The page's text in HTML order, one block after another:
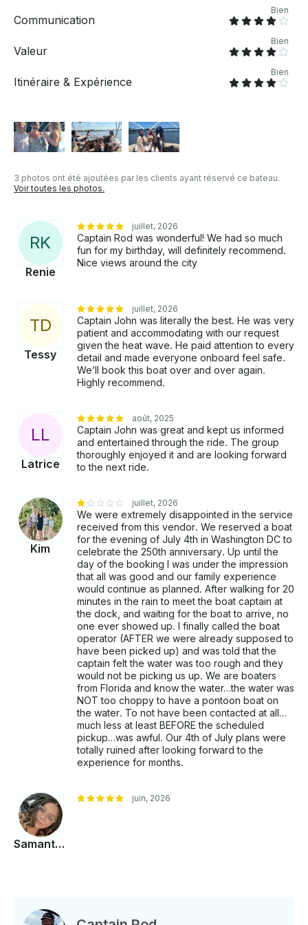
Communication
Bien
Valeur
Bien
Itinéraire & Expérience
Bien
3 photos ont été ajoutées par les clients ayant réservé ce bateau.
Voir toutes les photos.
RK
Renie
juillet, 2026
Captain Rod was wonderful! We had so much
fun for my birthday, will definitely recommend.
Nice views around the city
TD
Tessy
juillet, 2026
Captain John was literally the best. He was very
patient and accommodating with our request
given the heat wave. He paid attention to every
detail and made everyone onboard feel safe.
We’ll book this boat over and over again.
Highly recommend.
LL
Latrice
août, 2025
Captain John was great and kept us informed
and entertained through the ride. The group
thoroughly enjoyed it and are looking forward
to the next ride.
Kim
juillet, 2026
We were extremely disappointed in the service
received from this vendor. We reserved a boat
for the evening of July 4th in Washington DC to
celebrate the 250th anniversary. Up until the
day of the booking I was under the impression
that all was good and our family experience
would continue as planned. After walking for 20
minutes in the rain to meet the boat captain at
the dock, and waiting for the boat to arrive, no
one ever showed up. I finally called the boat
operator (AFTER we were already supposed to
have been picked up) and was told that the
captain felt the water was too rough and they
would not be picking us up. We are boaters
from Florida and know the water…the water was
NOT too choppy to have a pontoon boat on
the water. To not have been contacted at all…
much less at least BEFORE the scheduled
pickup…was awful. Our 4th of July plans were
totally ruined after looking forward to the
experience for months.
Samantha
juin, 2026